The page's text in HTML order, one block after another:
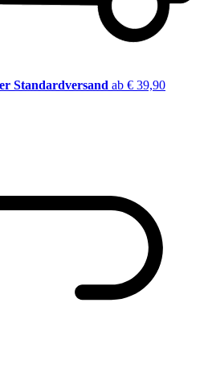
Standardversand ab € 39,90